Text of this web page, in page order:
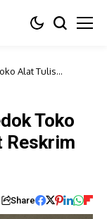
Alat Tulis
Toko
Reskrim
Share